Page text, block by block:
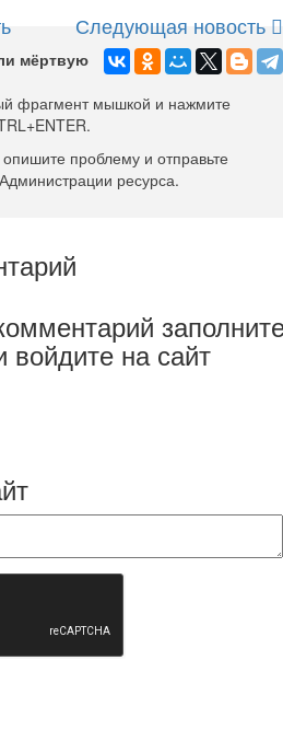
Следующая новость
мёртвую
фрагмент мышкой и нажмите
проблему и отправьте
ресурса.
на сайт